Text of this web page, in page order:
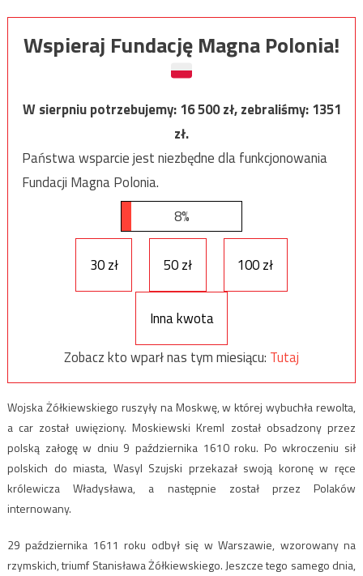
Wspieraj Fundację Magna Polonia!
W sierpniu potrzebujemy:16 500zł, zebraliśmy:1351
zł.
Państwa wsparcie jest niezbędne dla funkcjonowania
Fundacji Magna Polonia.
8%
30 zł 50 zł 100 zł
Inna kwota
Zobacz kto wparł nas tym miesiącu: Tutaj
Wojska Żółkiewskiego ruszyły na Moskwę, w której wybuchła rewolta,
a car został uwięziony. Moskiewski Kreml został obsadzony przez
polską załogę w dniu 9 października 1610 roku. Po wkroczeniu sił
polskich do miasta, Wasyl Szujski przekazał swoją koronę w ręce
królewicza Władysława, a następnie został przez Polaków
internowany.
29 października 1611 roku odbył się w Warszawie, wzorowany na
rzymskich, triumf Stanisława Żółkiewskiego. Jeszcze tego samego dnia,